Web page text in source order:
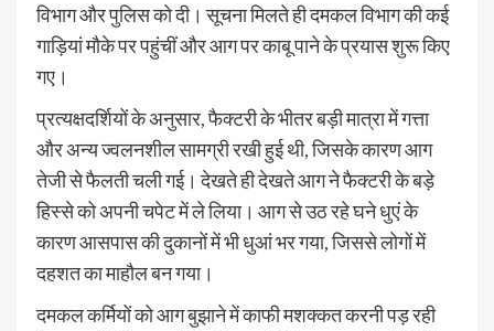
विभाग और पुलिस को दी। सूचना मिलते ही दमकल विभाग की कई
गाड़ियां मौके पर पहुंचीं और आग पर काबू पाने के प्रयास शुरू किए
गए।
प्रत्यक्षदर्शियों के अनुसार, फैक्टरी के भीतर बड़ी मात्रा में गत्ता
और अन्य ज्वलनशील सामग्री रखी हुई थी, जिसके कारण आग
तेजी से फैलती चली गई। देखते ही देखते आग ने फैक्टरी के बड़े
हिस्से को अपनी चपेट में ले लिया। आग से उठ रहे घने धुएं के
कारण आसपास की दुकानों में भी धुआं भर गया, जिससे लोगों में
दहशत का माहौल बन गया।
दमकल कर्मियों को आग बुझाने में काफी मशक्कत करनी पड़ रही